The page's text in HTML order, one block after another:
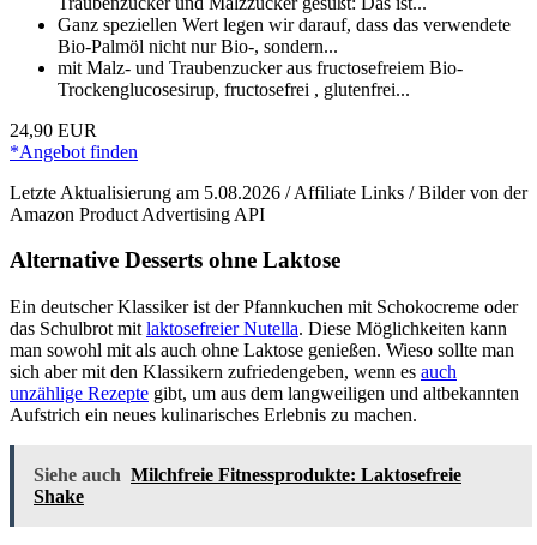
Ganz speziellen Wert legen wir darauf, dass das verwendete
Bio-Palmöl nicht nur Bio-, sondern...
mit Malz- und Traubenzucker aus fructosefreiem Bio-
Trockenglucosesirup, fructosefrei , glutenfrei...
24,90 EUR
*Angebot finden
Letzte Aktualisierung am 5.08.2026 / Affiliate Links / Bilder von der
Amazon Product Advertising API
Alternative Desserts ohne Laktose
Ein deutscher Klassiker ist der Pfannkuchen mit Schokocreme oder
das Schulbrot mit laktosefreier Nutella. Diese Möglichkeiten kann
man sowohl mit als auch ohne Laktose genießen. Wieso sollte man
sich aber mit den Klassikern zufriedengeben, wenn es auch
unzählige Rezepte gibt, um aus dem langweiligen und altbekannten
Aufstrich ein neues kulinarisches Erlebnis zu machen.
Siehe auch Milchfreie Fitnessprodukte: Laktosefreie
Shake